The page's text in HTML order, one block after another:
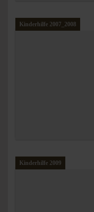
Kinderhilfe 2007_2008
Kinderhilfe 2009